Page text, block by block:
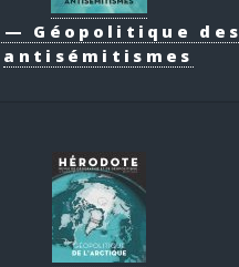
— Géopolitique des
antisémitismes